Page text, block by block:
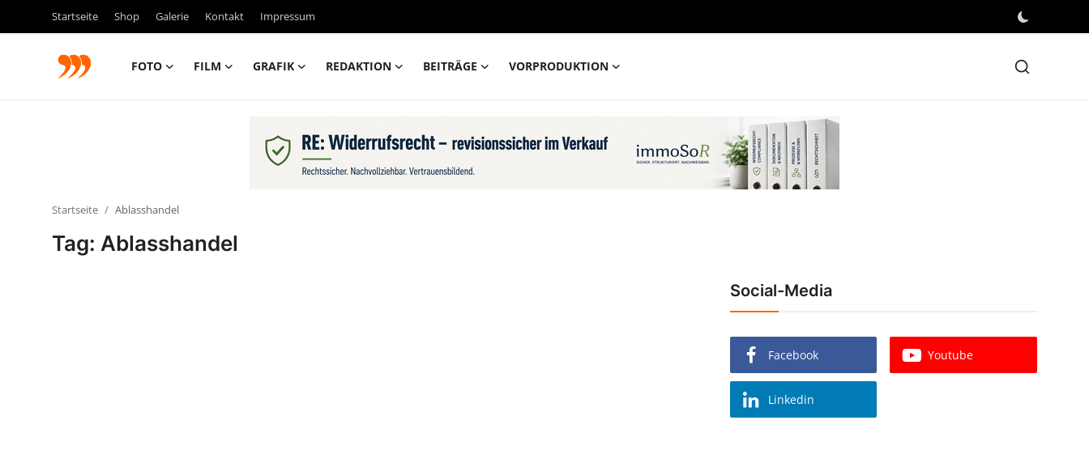
Startseite Shop Galerie Kontakt Impressum
FOTO FILM GRAFIK REDAKTION BEITRÄGE VORPRODUKTION
Startseite Ablasshandel
Tag: Ablasshandel
Social-Media
Facebook Youtube
Linkedin